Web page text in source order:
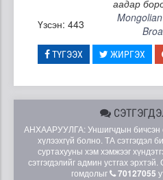
аадар
Үзсэн: 443
ТҮГЭЭХ ЖИРГЭХ
АНХААРУУЛГА: Уншигчдын бичсэн
хүлээхгүй болно. ТА сэтгэгдэл
суртахууны хэм хэмжээг
сэтгэгдэлийг админ устгах
гомдолыг
70127055